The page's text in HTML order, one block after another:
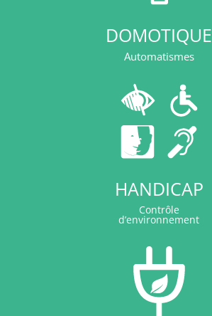
DOMOTIQUE
Automatismes
HANDICAP
Contrôle
d’environnement